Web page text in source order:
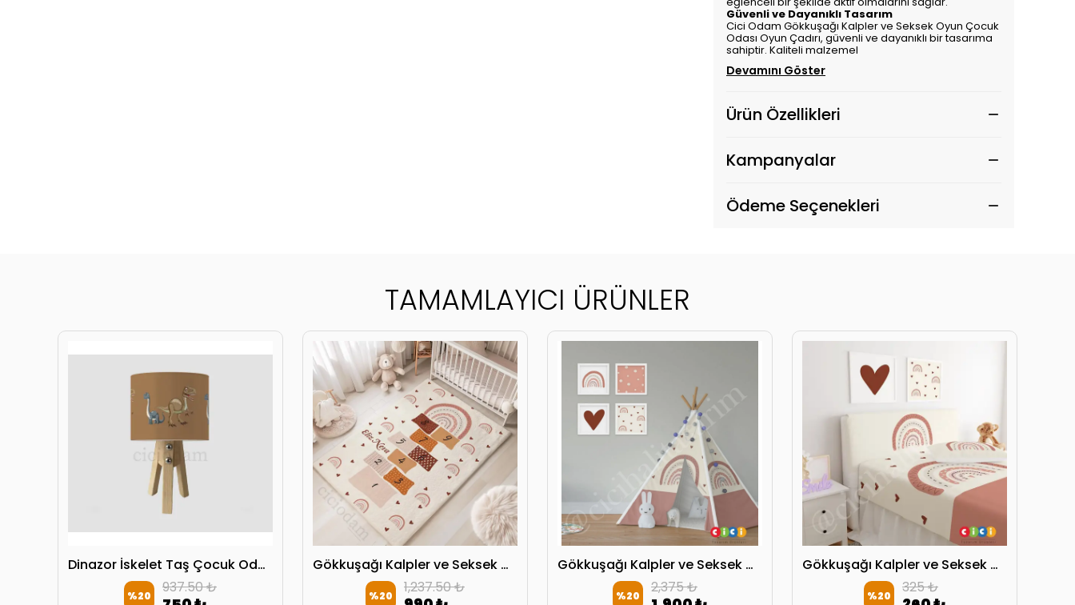
Güvenli ve Dayanıklı Tasarım
Cici Odam Gökkuşağı Kalpler ve Seksek Oyun Çocuk
Odası Oyun Çadırı, güvenli ve dayanıklı bir tasarıma
sahiptir. Kaliteli malzemel
Devamını Göster
Ürün Özellikleri
Kampanyalar
Ödeme Seçenekleri
TAMAMLAYICI ÜRÜNLER
Dinazor İskelet Taş Çocuk Odası Abajur
%20 937.50 ₺
Gökkuşağı Kalpler ve Seksek Oyun Çocuk Halısı
%20 1,237.50 ₺
Gökkuşağı Kalpler ve Seksek Oyun Oyun Çadırı
%20 2,375 ₺
Gökkuşağı Kalpler ve Seksek Oyun Başlık Kılıfı
%20 325 ₺